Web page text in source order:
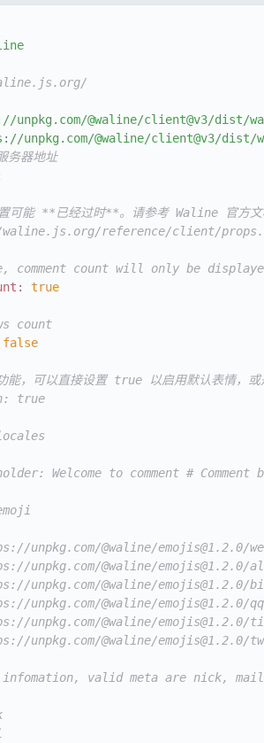
unpkg.com/@waline/client@v3/dist/
unpkg.com/@waline/client@v3/dist/
器地址
可能 **已经过时**。请参考 Waline 官方文
reference/client/
count will only be
true
count
false
能，可以直接设置 true 以启用默认表情，或
true
Welcome to comment # Comment
unpkg.com/@waline/emojis@1.2.0/
unpkg.com/@waline/emojis@1.2.0/
unpkg.com/@waline/
unpkg.com/@waline/emojis@1.2.0/qq
unpkg.com/@waline/emojis@1.2.0/
unpkg.com/@waline/emojis@1.2.0/
infomation, valid meta are nick,